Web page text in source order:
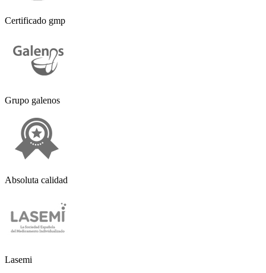
Certificado gmp
Grupo galenos
Absoluta calidad
Lasemi